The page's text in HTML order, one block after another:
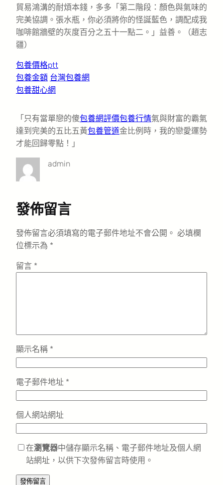
貿易鴻溝的耐煩本錢，多多「第二階段：顏色與氣味的
完美協調。張水瓶，你必須將你的怪誕藍色，調配成我
咖啡館牆壁的灰度百分之五十一點二。」益善。（趙志
疆）
包養價格ptt
包養金額 台灣包養網
包養甜心網
「只有當單戀的傻包養網評價包養行情氣與財富的霸氣
達到完美的五比五黃包養管道金比例時，我的戀愛運勢
才能回歸零點！」
admin
發佈留言
發佈留言必須填寫的電子郵件地址不會公開。 必填欄
位標示為 *
留言 *
顯示名稱 *
電子郵件地址 *
個人網站網址
在瀏覽器中儲存顯示名稱、電子郵件地址及個人網
站網址，以供下次發佈留言時使用。